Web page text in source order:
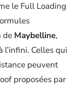
le Full Loading
de Maybelline,
l’infini. Celles qui
peuvent
proposées par